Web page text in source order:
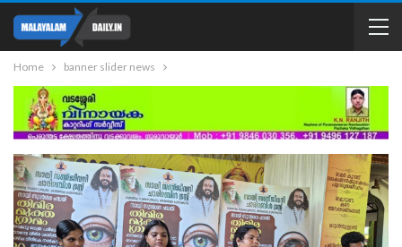
Home banner slider news